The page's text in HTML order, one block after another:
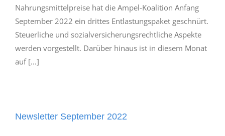
Nahrungsmittelpreise hat die Ampel-Koalition Anfang
September 2022 ein drittes Entlastungspaket geschnürt.
Steuerliche und sozialversicherungsrechtliche Aspekte
werden vorgestellt. Darüber hinaus ist in diesem Monat
auf [...]
Newsletter September 2022